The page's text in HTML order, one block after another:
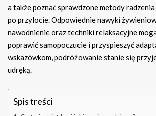
a także poznać sprawdzone metody
po przylocie. Odpowiednie nawyki
nawodnienie oraz techniki relaksacyjne
poprawić samopoczucie i przyspieszyć
wskazówkom, podróżowanie stanie się
udręką.
Spis treści